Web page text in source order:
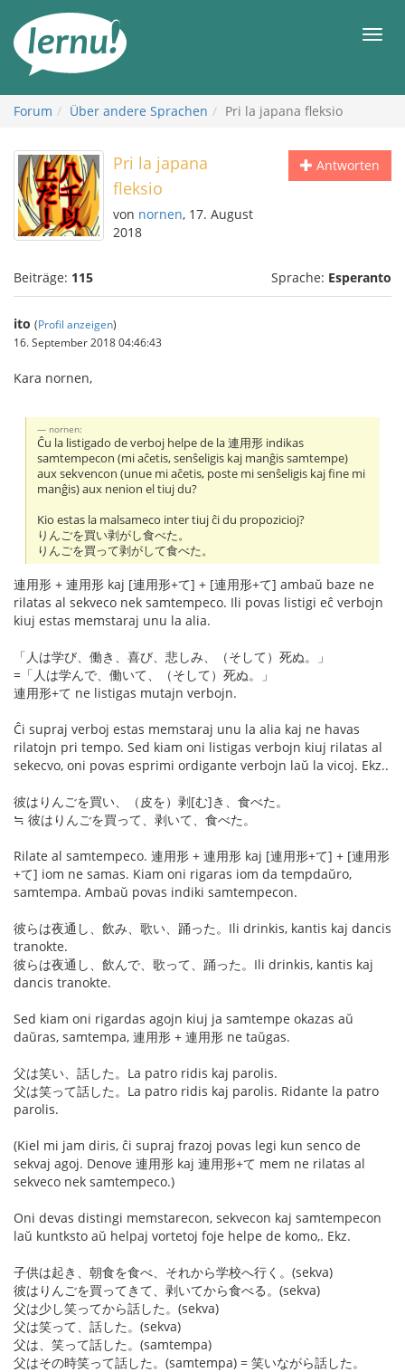
Inhalt
Forum Über andere Sprachen Pri la japana fleksio
Antworten
Pri la japana
fleksio
von nornen, 17. August
2018
Beiträge: 115 Sprache: Esperanto
ito (Profil anzeigen)
16. September 2018 04:46:43
Kara nornen,
nornen:
Ĉu la listigado de verboj helpe de la 連用形 indikas
samtempecon (mi aĉetis, senŝeligis kaj manĝis samtempe)
aux sekvencon (unue mi aĉetis, poste mi senŝeligis kaj fine mi
manĝis) aux nenion el tiuj du?
Kio estas la malsameco inter tiuj ĉi du propozicioj?
りんごを買い剥がし食べた。
りんごを買って剥がして食べた。
連用形 + 連用形 kaj [連用形+て] + [連用形+て] ambaŭ baze ne
rilatas al sekveco nek samtempeco. Ili povas listigi eĉ verbojn
kiuj estas memstaraj unu la alia.
「人は学び、働き、喜び、悲しみ、（そして）死ぬ。」
=「人は学んで、働いて、（そして）死ぬ。」
連用形+て ne listigas mutajn verbojn.
Ĉi supraj verboj estas memstaraj unu la alia kaj ne havas
rilatojn pri tempo. Sed kiam oni listigas verbojn kiuj rilatas al
sekecvo, oni povas esprimi ordigante verbojn laŭ la vicoj. Ekz..
彼はりんごを買い、（皮を）剥[む]き、食べた。
≒ 彼はりんごを買って、剥いて、食べた。
Rilate al samtempeco. 連用形 + 連用形 kaj [連用形+て] + [連用形
+て] iom ne samas. Kiam oni rigaras iom da tempdaŭro,
samtempa. Ambaŭ povas indiki samtempecon.
彼らは夜通し、飲み、歌い、踊った。Ili drinkis, kantis kaj dancis
tranokte.
彼らは夜通し、飲んで、歌って、踊った。Ili drinkis, kantis kaj
dancis tranokte.
Sed kiam oni rigardas agojn kiuj ja samtempe okazas aŭ
daŭras, samtempa, 連用形 + 連用形 ne taŭgas.
父は笑い、話した。La patro ridis kaj parolis.
父は笑って話した。La patro ridis kaj parolis. Ridante la patro
parolis.
(Kiel mi jam diris, ĉi supraj frazoj povas legi kun senco de
sekvaj agoj. Denove 連用形 kaj 連用形+て mem ne rilatas al
sekveco nek samtempeco.)
Oni devas distingi memstarecon, sekvecon kaj samtempecon
laŭ kuntksto aŭ helpaj vortetoj foje helpe de komo,. Ekz.
子供は起き、朝食を食べ、それから学校へ行く。(sekva)
彼はりんごを買ってきて、剥いてから食べる。(sekva)
父は少し笑ってから話した。(sekva)
父は笑って、話した。(sekva)
父は、笑って話した。(samtempa)
父はその時笑って話した。(samtempa) = 笑いながら話した。